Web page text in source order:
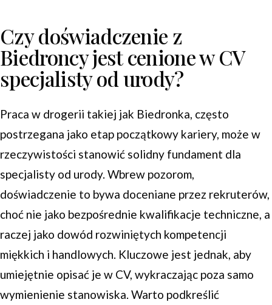
Czy doświadczenie z
Biedroncy jest cenione w CV
specjalisty od urody?
Praca w drogerii takiej jak Biedronka, często
postrzegana jako etap początkowy kariery, może w
rzeczywistości stanowić solidny fundament dla
specjalisty od urody. Wbrew pozorom,
doświadczenie to bywa doceniane przez rekruterów,
choć nie jako bezpośrednie kwalifikacje techniczne, a
raczej jako dowód rozwiniętych kompetencji
miękkich i handlowych. Kluczowe jest jednak, aby
umiejętnie opisać je w CV, wykraczając poza samo
wymienienie stanowiska. Warto podkreślić